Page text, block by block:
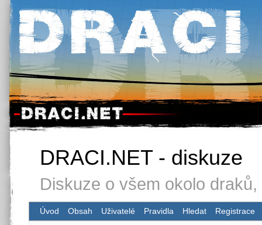
DRACI.NET - diskuze
Diskuze o všem okolo
Úvod Obsah Uživatelé Pravidla Hledat Registrace